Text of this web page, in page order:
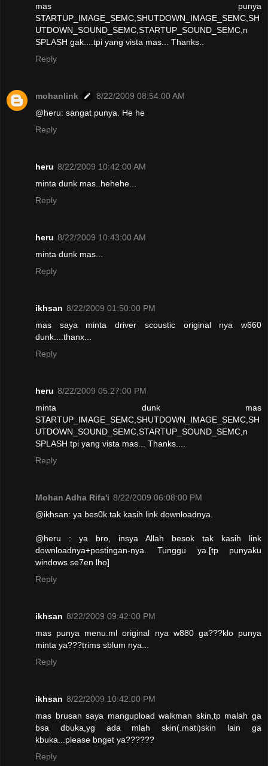
mas punya
STARTUP_IMAGE_SEMC,SHUTDOWN_IMAGE_SEMC,SH
UTDOWN_SOUND_SEMC,STARTUP_SOUND_SEMC,n
SPLASH gak....tpi yang vista mas... Thanks..
Reply
mohanlink
8/22/2009 08:54:00 AM
@heru: sangat punya. He he
Reply
heru 8/22/2009 10:42:00 AM
minta dunk mas..hehehe...
Reply
heru 8/22/2009 10:43:00 AM
minta dunk mas...
Reply
ikhsan 8/22/2009 01:50:00 PM
mas saya minta driver scoustic original nya w660
dunk....thanx...
Reply
heru 8/22/2009 05:27:00 PM
minta dunk mas
STARTUP_IMAGE_SEMC,SHUTDOWN_IMAGE_SEMC,SH
UTDOWN_SOUND_SEMC,STARTUP_SOUND_SEMC,n
SPLASH tpi yang vista mas... Thanks....
Reply
Mohan Adha Rifa'i 8/22/2009 06:08:00 PM
@ikhsan: ya bes0k tak kasih link downloadnya.
@heru : ya bro, insya Allah besok tak kasih link
downloadnya+postingan-nya. Tunggu ya.[tp punyaku
windows se7en lho]
Reply
ikhsan 8/22/2009 09:42:00 PM
mas punya menu.ml original nya w880 ga???klo punya
minta ya???trims sblum nya...
Reply
ikhsan 8/22/2009 10:42:00 PM
mas brusan saya mangupload walkman skin,tp malah ga
bsa dbuka,yg ada mlah skin(.mati)skin lain ga
kbuka...please bnget ya??????
Reply